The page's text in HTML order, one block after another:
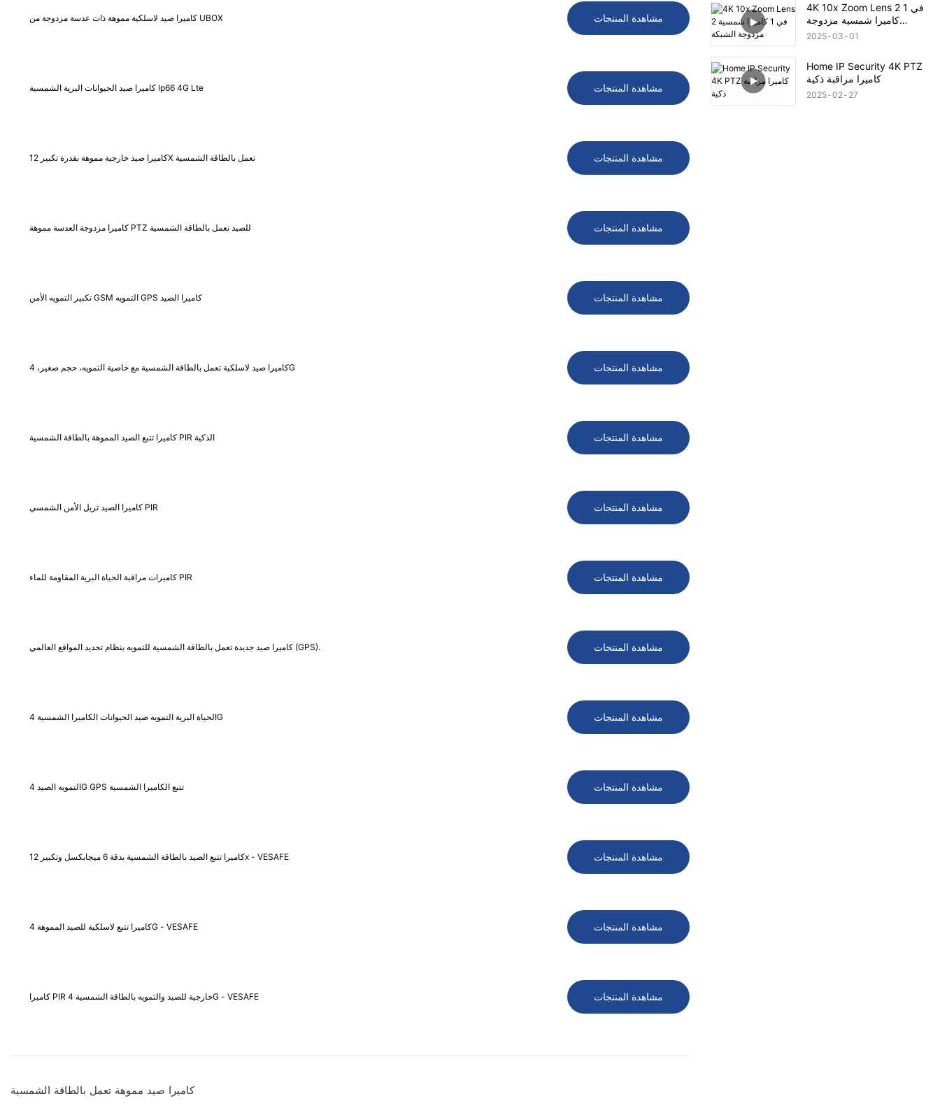
كاميرا صيد لاسلكية مموهة ذات عدسة مزدوجة من UBOX مشاهدة المنتجات
كاميرا صيد الحيوانات البرية الشمسية Ip66 4G Lte مشاهدة المنتجات
كاميرا صيد خارجية مموهة بقدرة تكبير 12X تعمل بالطاقة الشمسية مشاهدة المنتجات
كاميرا مزدوجة العدسة مموهة PTZ للصيد تعمل بالطاقة الشمسية مشاهدة المنتجات
تكبير التمويه الأمن GSM التمويه GPS كاميرا الصيد مشاهدة المنتجات
كاميرا صيد لاسلكية تعمل بالطاقة الشمسية مع خاصية التمويه، حجم صغير، 4G مشاهدة المنتجات
كاميرا تتبع الصيد المموهة بالطاقة الشمسية PIR الذكية مشاهدة المنتجات
كاميرا الصيد تريل الأمن الشمسي PIR مشاهدة المنتجات
كاميرات مراقبة الحياة البرية المقاومة للماء PIR مشاهدة المنتجات
كاميرا صيد جديدة تعمل بالطاقة الشمسية للتمويه بنظام تحديد المواقع العالمي (GPS). مشاهدة المنتجات
الحياة البرية التمويه صيد الحيوانات الكاميرا الشمسية 4G مشاهدة المنتجات
التمويه الصيد 4G GPS تتبع الكاميرا الشمسية مشاهدة المنتجات
كاميرا تتبع الصيد بالطاقة الشمسية بدقة 6 ميجابكسل وتكبير 12x - VESAFE مشاهدة المنتجات
كاميرا تتبع لاسلكية للصيد المموهة 4G - VESAFE مشاهدة المنتجات
كاميرا PIR خارجية للصيد والتمويه بالطاقة الشمسية 4G - VESAFE مشاهدة المنتجات
كاميرا صيد مموهة تعمل بالطاقة الشمسية
4K 10x Zoom Lens 2 في 1
كاميرا شمسية مزدوجة
الشبكة
2025 03 01
Home IP Security 4K PTZ
كاميرا مراقبة ذكية
2025 02 27